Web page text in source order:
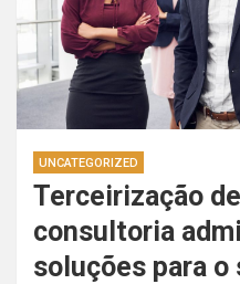
UNCATEGORIZED
Terceirização
consultoria
soluções para o